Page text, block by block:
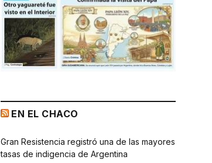
EN EL CHACO
Gran Resistencia registró una de las mayores
tasas de indigencia de Argentina